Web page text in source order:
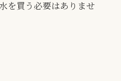
を買う必要はありませ